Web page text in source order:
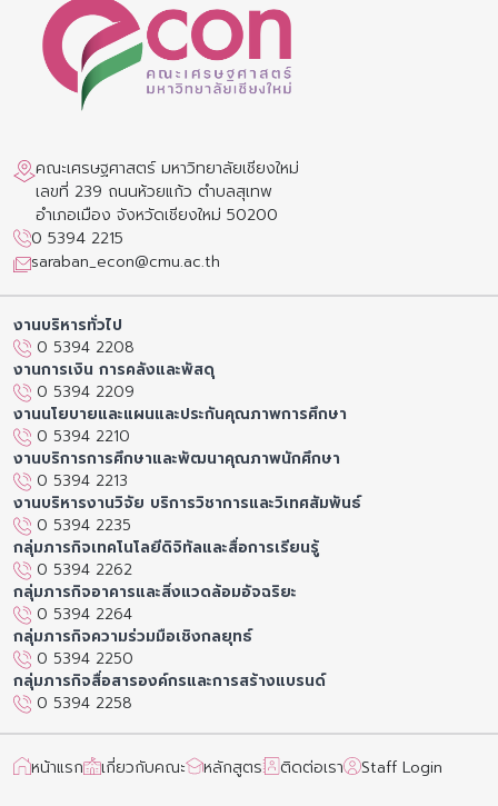
คณะเศรษฐศาสตร์ มหาวิทยาลัยเชียงใหม่
เลขที่ 239 ถนนห้วยแก้ว ตำบลสุเทพ
อำเภอเมือง จังหวัดเชียงใหม่ 50200
0 5394 2215
saraban_econ@cmu.ac.th
งานบริหารทั่วไป
0 5394 2208
งานการเงิน การคลังและพัสดุ
0 5394 2209
งานนโยบายและแผนและประกันคุณภาพการศึกษา
0 5394 2210
งานบริการการศึกษาและพัฒนาคุณภาพนักศึกษา
0 5394 2213
งานบริหารงานวิจัย บริการวิชาการและวิเทศสัมพันธ์
0 5394 2235
กลุ่มภารกิจเทคโนโลยีดิจิทัลและสื่อการเรียนรู้
0 5394 2262
กลุ่มภารกิจอาคารและสิ่งแวดล้อมอัจฉริยะ
0 5394 2264
กลุ่มภารกิจความร่วมมือเชิงกลยุทธ์
0 5394 2250
กลุ่มภารกิจสื่อสารองค์กรและการสร้างแบรนด์
0 5394 2258
หน้าแรก เกี่ยวกับคณะ หลักสูตร ติดต่อเรา Staff Login